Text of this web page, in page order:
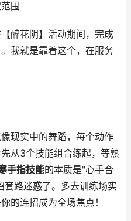
围
醉花阴】活动期间，完成
我就是靠着这个，在服务
现实中的舞蹈，每个动作
从3个技能组合练起，等熟
手指技能的本质是"心手合
路迷惑了。多去训练场实
的连招成为全场焦点！